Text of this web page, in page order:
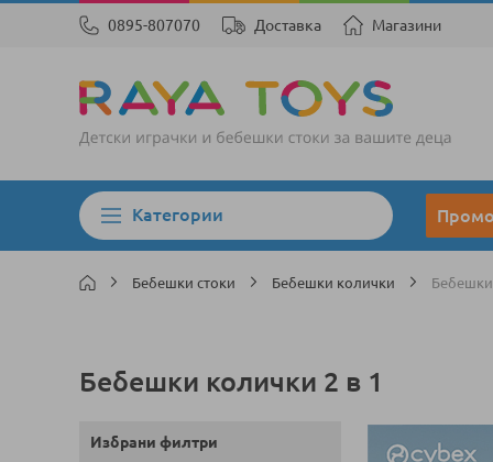
0895-807070 Доставка Магазини
Категории
Бебешки стоки Бебешки колички Бебешки
Бебешки колички 2 в 1
Избрани филтри